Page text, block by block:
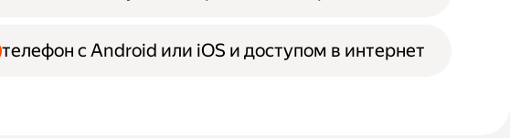
телефон с Android или iOS и доступом в интернет